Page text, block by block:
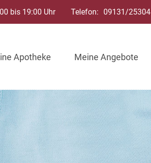
bis 19:00 Uhr Telefon: 09131/25304
Apotheke Meine Angebote